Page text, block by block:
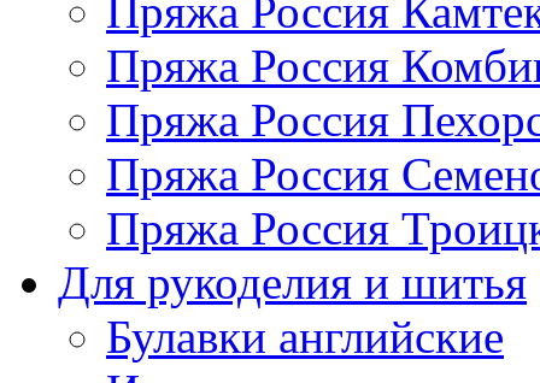
Пряжа Россия
Пряжа Россия
Пряжа Россия
Пряжа Россия
Пряжа Россия
Для рукоделия и шитья
Булавки английские